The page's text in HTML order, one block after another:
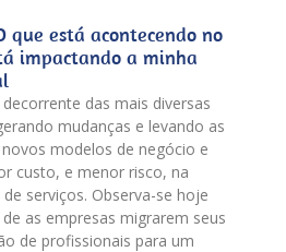
que está acontecendo no
impactando a minha
das mais diversas
mudanças e levando as
modelos de negócio e
custo, e menor risco, na
serviços. Observa-se hoje
as empresas migrarem seus
de profissionais para um